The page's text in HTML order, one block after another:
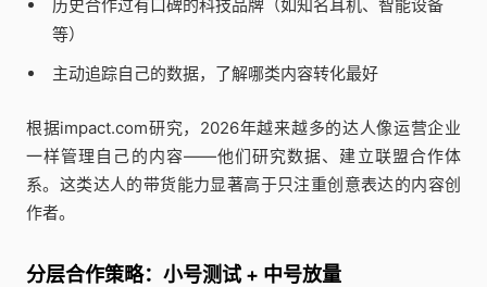
历史合作过有口碑的科技品牌（如知名耳机、智能设备
等）
主动追踪自己的数据，了解哪类内容转化最好
根据impact.com研究，2026年越来越多的达人像运营企业
一样管理自己的内容——他们研究数据、建立联盟合作体
系。这类达人的带货能力显著高于只注重创意表达的内容创
作者。
分层合作策略：小号测试 + 中号放量